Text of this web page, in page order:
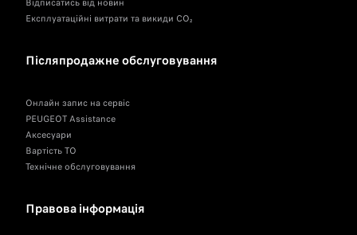
Експлуатаційні витрати та викиди CO₂
Післяпродажне обслуговування
Онлайн запис на сервіс
PEUGEOT Assistance
Аксесуари
Вартість ТО
Технічне обслуговування
Правова інформація